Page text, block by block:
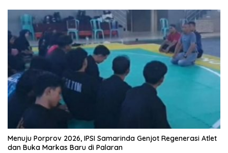
Menuju Porprov 2026, IPSI Samarinda Genjot Regenerasi Atlet
dan Buka Markas Baru di Palaran